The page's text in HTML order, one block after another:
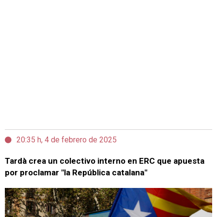
20:35 h, 4 de febrero de 2025
Tardà crea un colectivo interno en ERC que apuesta
por proclamar "la República catalana"